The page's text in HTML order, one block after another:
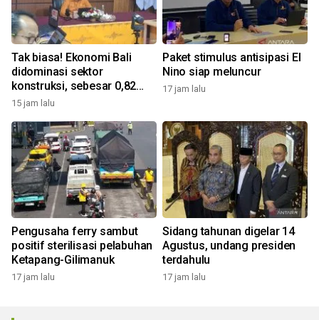
Tak biasa! Ekonomi Bali
didominasi sektor
konstruksi, sebesar 0,82
persen
15 jam lalu
Paket stimulus antisipasi El
Nino siap meluncur
17 jam lalu
Pengusaha ferry sambut
positif sterilisasi pelabuhan
Ketapang-Gilimanuk
17 jam lalu
Sidang tahunan digelar 14
Agustus, undang presiden
terdahulu
17 jam lalu